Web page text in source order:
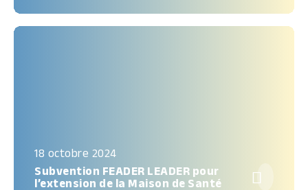
18 octobre 2024
Subvention FEADER LEADER pour
l’extension de la Maison de Santé
